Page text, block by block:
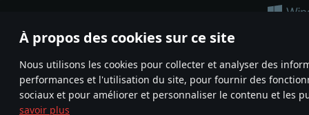
À propos des cookies sur ce site
Nous utilisons les cookies pour collecter et analyser des
performances et l'utilisation du site, pour fournir des
sociaux et pour améliorer et personnaliser le contenu et les
savoir plus
La représentation d’une arme ou d’un véhicule réel dans ce jeu
© 2011—2026 Gaijin Games Kft. All trademarks, logos and brand
Termes et conditions